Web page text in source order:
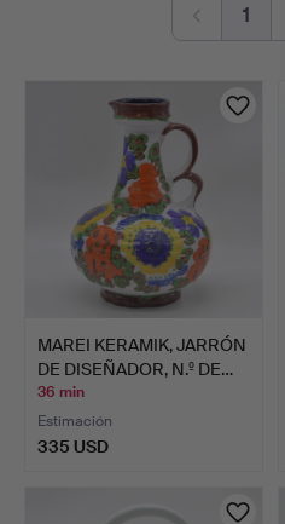
Auktionshaus
Kleinhenz
1
MAREI KERAMIK, JARRÓN
DE DISEÑADOR, N.º DE…
36 min
Estimación
335 USD